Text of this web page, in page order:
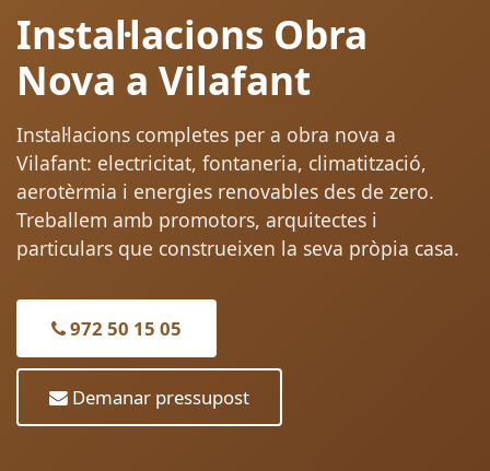
Instal·lacions Obra
Nova a Vilafant
Instal·lacions completes per a obra nova a
Vilafant: electricitat, fontaneria, climatització,
aerotèrmia i energies renovables des de zero.
Treballem amb promotors, arquitectes i
particulars que construeixen la seva pròpia casa.
972 50 15 05
Demanar pressupost